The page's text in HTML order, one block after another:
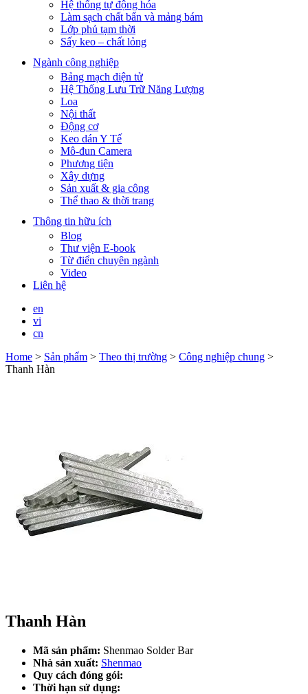
Hệ thống tự động hóa
Làm sạch chất bẩn và mảng bám
Lớp phủ tạm thời
Sấy keo – chất lỏng
Ngành công nghiệp
Bảng mạch điện tử
Hệ Thống Lưu Trữ Năng Lượng
Loa
Nội thất
Động cơ
Keo dán Y Tế
Mô-đun Camera
Phương tiện
Xây dựng
Sản xuất & gia công
Thể thao & thời trang
Thông tin hữu ích
Blog
Thư viện E-book
Từ điển chuyên ngành
Video
Liên hệ
en
vi
cn
Home > Sản phẩm > Theo thị trường > Công nghiệp chung >
Thanh Hàn
Thanh Hàn
Mã sản phẩm: Shenmao Solder Bar
Nhà sản xuất: Shenmao
Quy cách đóng gói:
Thời hạn sử dụng: